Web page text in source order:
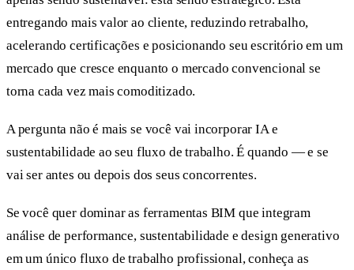
entregando mais valor ao cliente, reduzindo retrabalho,
acelerando certificações e posicionando seu escritório em um
mercado que cresce enquanto o mercado convencional se
torna cada vez mais comoditizado.
A pergunta não é mais se você vai incorporar IA e
sustentabilidade ao seu fluxo de trabalho. É quando — e se
vai ser antes ou depois dos seus concorrentes.
Se você quer dominar as ferramentas BIM que integram
análise de performance, sustentabilidade e design generativo
em um único fluxo de trabalho profissional, conheça as